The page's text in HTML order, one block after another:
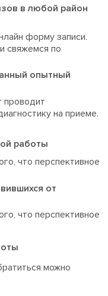
в любой район
форму записи.
свяжемся по
опытный
проводит
на приеме.
работы
что перспективное
от
что перспективное
можно